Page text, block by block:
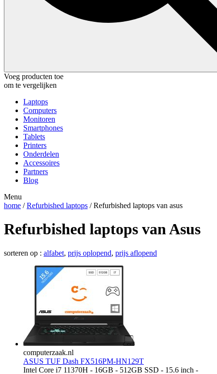
Voeg producten toe
om te vergelijken
Laptops
Computers
Monitoren
Smartphones
Tablets
Printers
Onderdelen
Accessoires
Partners
Blog
Menu
home /Refurbished laptops / Refurbished laptops van asus
Refurbished laptops van Asus
sorteren op : alfabet, prijs oplopend, prijs aflopend
computerzaak.nl
ASUS TUF Dash FX516PM-HN129T
Intel Core i7 11370H - 16GB - 512GB SSD - 15.6 inch -